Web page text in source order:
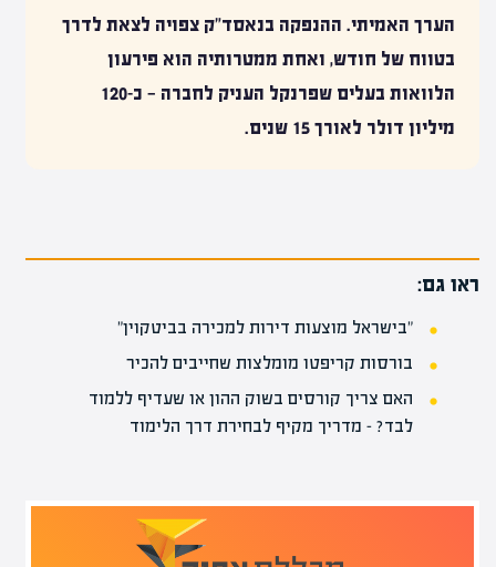
הערך האמיתי. ההנפקה בנאסד"ק צפויה לצאת לדרך
בטווח של חודש, ואחת ממטרותיה הוא פירעון
הלוואות בעלים שפרנקל העניק לחברה — כ-120
מיליון דולר לאורך 15 שנים.
ראו גם:
"בישראל מוצעות דירות למכירה בביטקוין"
בורסות קריפטו מומלצות שחייבים להכיר
האם צריך קורסים בשוק ההון או שעדיף ללמוד
לבד? – מדריך מקיף לבחירת דרך הלימוד